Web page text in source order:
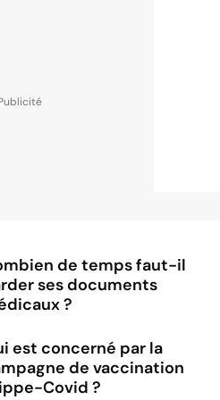
de temps faut-il
ses documents
?
est concerné par la
de vaccination
Covid ?